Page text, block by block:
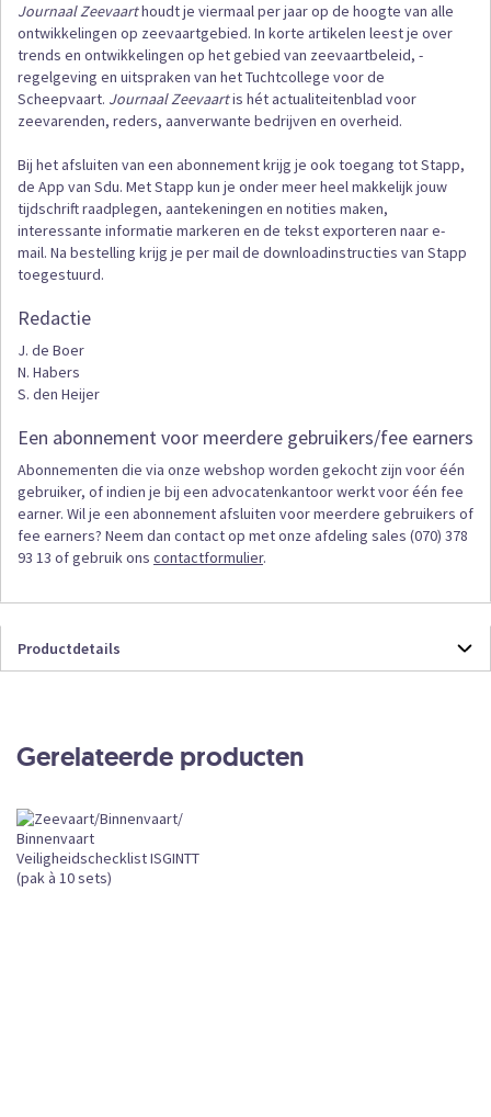
Journaal Zeevaarthoudt je viermaal per jaar op de hoogte van alle
ontwikkelingen op zeevaartgebied. In korte artikelen leest je over
trends en ontwikkelingen op het gebied van zeevaartbeleid, -
regelgeving en uitspraken van het Tuchtcollege voor de
Scheepvaart. Journaal Zeevaartis hét actualiteitenblad voor
zeevarenden, reders, aanverwante bedrijven en overheid.
Bij het afsluiten van een abonnement krijg je ook toegang tot Stapp,
de App van Sdu. Met Stapp kun je onder meer heel makkelijk jouw
tijdschrift raadplegen, aantekeningen en notities maken,
interessante informatie markeren en de tekst exporteren naar e-
mail. Na bestelling krijg je per mail de downloadinstructies van Stapp
toegestuurd.
Redactie
J. de Boer
N. Habers
S. den Heijer
Een abonnement voor meerdere gebruikers/fee earners
Abonnementen die via onze webshop worden gekocht zijn voor één
gebruiker, of indien je bij een advocatenkantoor werkt voor één fee
earner. Wil je een abonnement afsluiten voor meerdere gebruikers of
fee earners? Neem dan contact op met onze afdeling sales (070) 378
93 13 of gebruik ons contactformulier.
Productdetails
Abonnement
Subscription
Gerelateerde producten